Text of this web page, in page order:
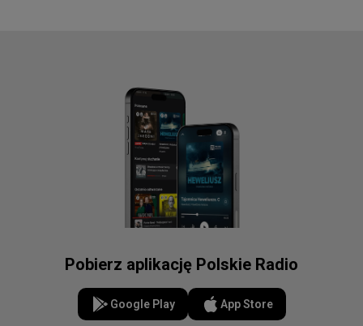
Pobierz aplikację Polskie Radio
Google Play App Store